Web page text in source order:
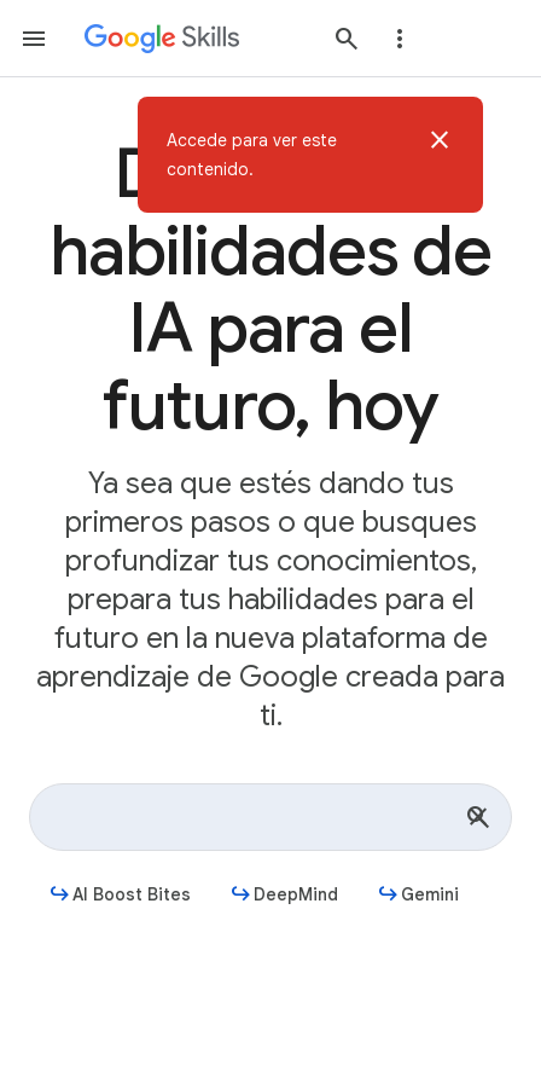
Desarrolla
habilidades de
IA para el
futuro, hoy
Ya sea que estés dando tus
primeros pasos o que busques
profundizar tus conocimientos,
prepara tus habilidades para el
futuro en la nueva plataforma de
aprendizaje de Google creada para
ti.
AI Boost Bites DeepMind Gemini
Accede para ver este
contenido.
close